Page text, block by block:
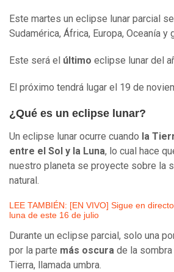
Este martes un eclipse lunar parcial
Sudamérica, África, Europa, Oceanía y
Este será el último eclipse lunar del
El próximo tendrá lugar el 19 de
¿Qué es un eclipse lunar?
Un eclipse lunar ocurre cuando la
entre el Sol y la Luna, lo cual hace
nuestro planeta se proyecte sobre la
natural.
LEE TAMBIÉN: [EN VIVO] Sigue en
luna de este 16 de julio
Durante un eclipse parcial, solo una
por la parte más oscura de la
Tierra, llamada umbra.